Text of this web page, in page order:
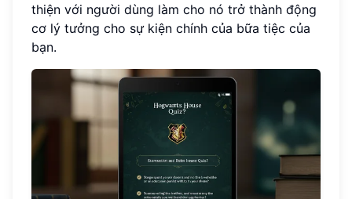
thiện với người dùng làm cho nó trở thành động
cơ lý tưởng cho sự kiện chính của bữa tiệc của
bạn.